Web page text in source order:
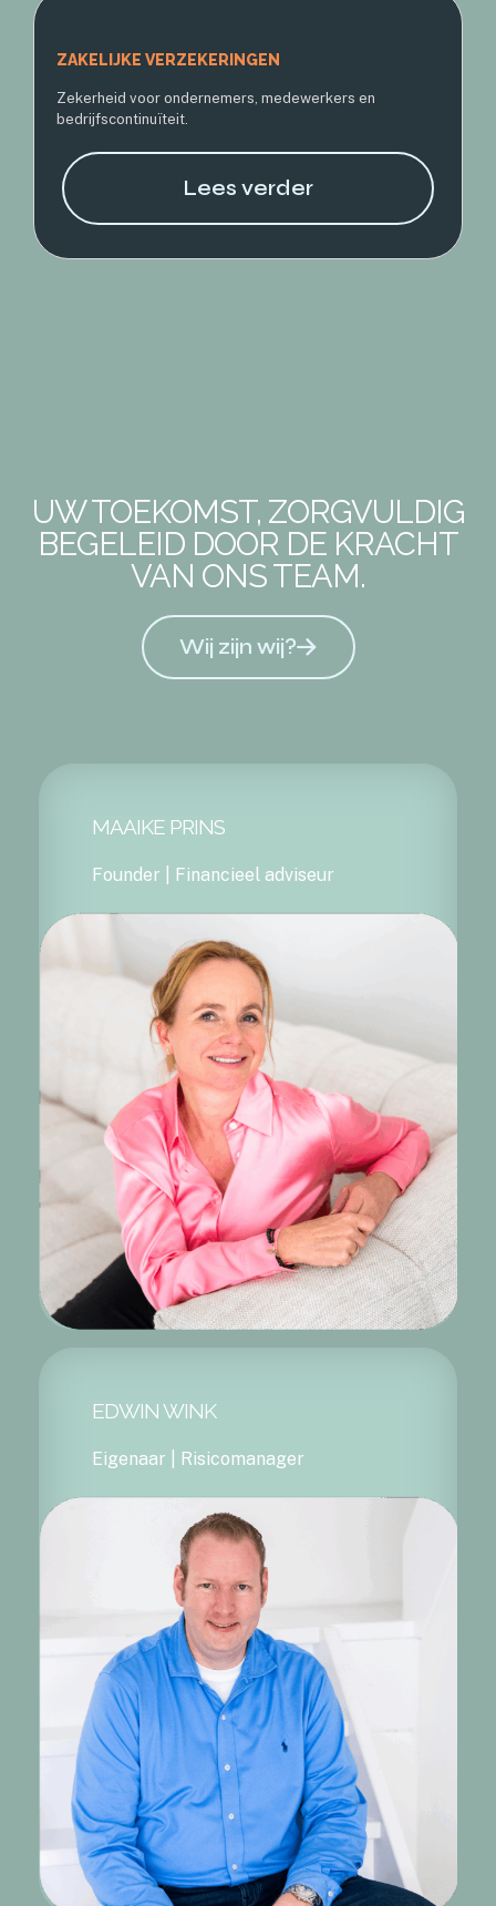
ZAKELIJKE VERZEKERINGEN
Zekerheid voor ondernemers, medewerkers en
bedrijfscontinuïteit.
Lees verder
UW TOEKOMST, ZORGVULDIG
BEGELEID DOOR DE KRACHT
VAN ONS TEAM.
Wij zijn wij?
MAAIKE PRINS
Founder | Financieel adviseur
EDWIN WINK
Eigenaar | Risicomanager